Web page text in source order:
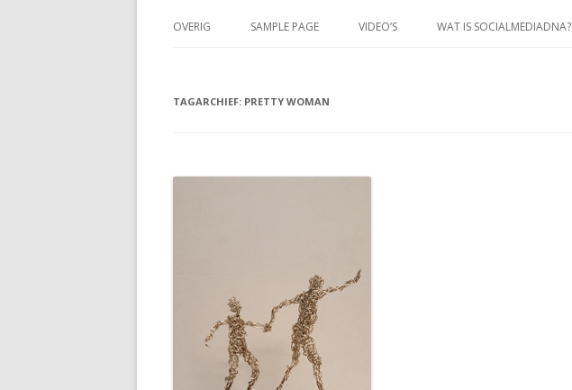
OVERIG SAMPLE PAGE VIDEO’S WAT IS SOCIALMEDIADNA?
TAGARCHIEF: PRETTY WOMAN